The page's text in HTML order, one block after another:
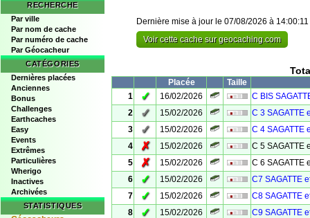
RECHERCHE
Par ville
Par nom de cache
Par numéro de cache
Par Géocacheur
CATÉGORIES
Dernières placées
Anciennes
Bonus
Challenges
Earthcaches
Easy
Events
Extrêmes
Particulières
Wherigo
Inactives
Archivées
STATISTIQUES
Dernière mise à jour le 07/08/2026 à 14:00:11
Voir cette cache sur geocaching.com
Placée
Taille
1
✓ 16/02/2026
C BIS
2
✓ 15/02/2026
C 3 SAGATTE
3
✓ 15/02/2026
C 4 SAGATTE
4
✗ 15/02/2026
C 5 SAGATTE
5
✗ 15/02/2026
C 6 SAGATTE
6
✓ 15/02/2026
C7 SAGATTE
7
✓ 15/02/2026
C8 SAGATTE
8
✓ 15/02/2026
C9 SAGATTE